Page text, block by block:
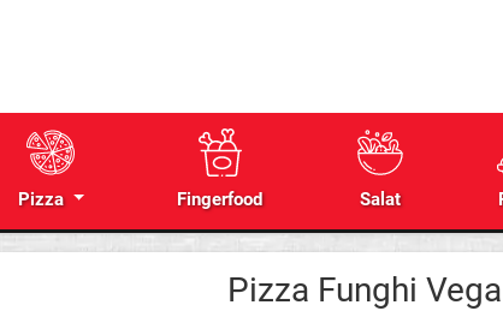
Pizza Fingerfood Salat
Pizza Funghi